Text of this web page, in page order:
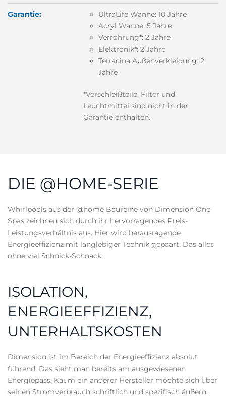
Garantie:
UltraLife Wanne: 10 Jahre
Acryl Wanne: 5 Jahre
Verrohrung*: 2 Jahre
Elektronik*: 2 Jahre
Terracina Außenverkleidung: 2
Jahre
*Verschleißteile, Filter und
Leuchtmittel sind nicht in der
Garantie enthalten.
DIE @HOME-SERIE
Whirlpools aus der @home Baureihe von Dimension One
Spas zeichnen sich durch ihr hervorragendes Preis-
Leistungsverhältnis aus. Hier wird herausragende
Energieeffizienz mit langlebiger Technik gepaart. Das alles
ohne viel Schnick-Schnack
ISOLATION,
ENERGIEEFFIZIENZ,
UNTERHALTSKOSTEN
Dimension ist im Bereich der Energieeffizienz absolut
führend. Das sieht man bereits am ausgewiesenen
Energiepass. Kaum ein anderer Hersteller möchte sich über
seinen Stromverbrauch schriftlich und spezifisch äußern.